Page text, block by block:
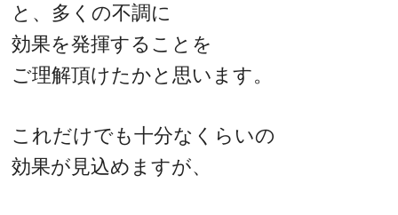
と、多くの不調に
効果を発揮することを
ご理解頂けたかと思います。
これだけでも十分なくらいの
効果が見込めますが、